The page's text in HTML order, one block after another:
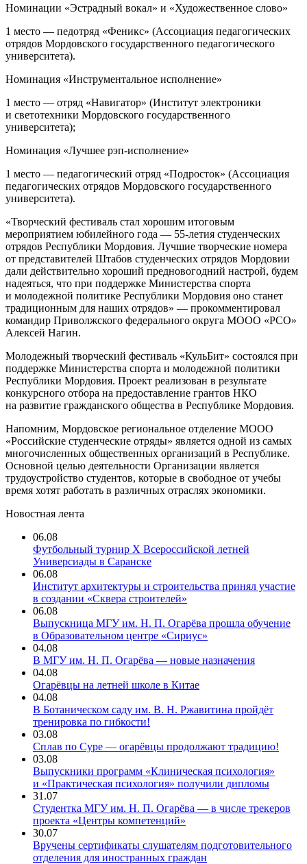
Номинации «Эстрадный вокал» и «Художественное слово»
1 место — педотряд «Феникс» (Ассоциация педагогических
отрядов Мордовского государственного педагогического
университета).
Номинация «Инструментальное исполнение»
1 место — отряд «Навигатор» (Институт электроники
и светотехники Мордовского государственного
университета);
Номинация «Лучшее рэп-исполнение»
1 место — педагогический отряд «Подросток» (Ассоциация
педагогических отрядов Мордовского государственного
университета).
«Творческий фестиваль стал хорошим итоговым
мероприятием юбилейного года — 55-летия студенческих
отрядов Республики Мордовия. Лучшие творческие номера
от представителей Штабов студенческих отрядов Мордовии
дали действительно хороший предновогодний настрой, будем
надеяться, что при поддержке Министерства спорта
и молодежной политике Республики Мордовия оно станет
традиционным для наших отрядов» — прокомментировал
командир Приволжского федерального округа МООО «РСО»
Алексей Нагин.
Молодежный творческий фестиваль «КульБит» состоялся при
поддержке Министерства спорта и молодежной политики
Республики Мордовия. Проект реализован в результате
конкурсного отбора на предоставление грантов НКО
на развитие гражданского общества в Республике Мордовия.
Напомним, Мордовское региональное отделение МООО
«Российские студенческие отряды» является одной из самых
многочисленных общественных организаций в Республике.
Основной целью деятельности Организации является
трудоустройство студентов, которые в свободное от учебы
время хотят работать в различных отраслях экономики.
Новостная лента
06.08
Футбольный турнир X Всероссийской летней
Универсиады в Саранске
06.08
Институт архитектуры и строительства принял участие
в создании «Сквера строителей»
06.08
Выпускница МГУ им. Н. П. Огарёва прошла обучение
в Образовательном центре «Сириус»
04.08
В МГУ им. Н. П. Огарёва — новые назначения
04.08
Огарёвцы на летней школе в Китае
04.08
В Ботаническом саду им. В. Н. Ржавитина пройдёт
тренировка по гибкости!
03.08
Сплав по Суре — огарёвцы продолжают традицию!
03.08
Выпускники программ «Клиническая психология»
и «Практическая психология» получили дипломы
31.07
Студентка МГУ им. Н. П. Огарёва — в числе трекеров
проекта «Центры компетенций»
30.07
Вручены сертификаты слушателям подготовительного
отделения для иностранных граждан